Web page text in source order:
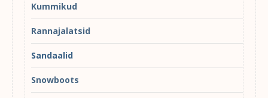
Kummikud
Rannajalatsid
Sandaalid
Snowboots